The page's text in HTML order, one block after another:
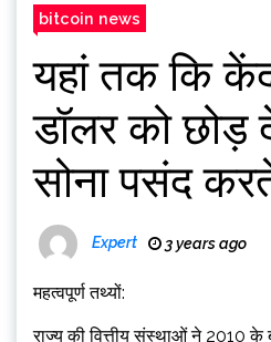
bitcoin news
यहां तक ​​कि
डॉलर को छोड़
सोना पसंद
Expert 3 years ago
महत्वपूर्ण तथ्यों:
राज्य की वित्तीय संस्थाओं ने 2010 के